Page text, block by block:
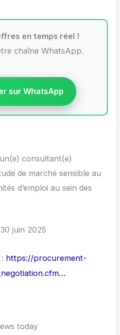
en temps réel !
chaîne WhatsApp.
sur WhatsApp
consultant(e)
de marché sensible au
d’emploi au sein des
juin 2025
: https://procurement-
today